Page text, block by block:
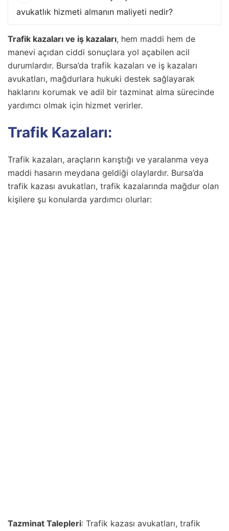
avukatlık hizmeti almanın maliyeti nedir?
Trafik kazaları ve iş kazaları, hem maddi hem de
manevi açıdan ciddi sonuçlara yol açabilen acil
durumlardır. Bursa’da trafik kazaları ve iş kazaları
avukatları, mağdurlara hukuki destek sağlayarak
haklarını korumak ve adil bir tazminat alma sürecinde
yardımcı olmak için hizmet verirler.
Trafik Kazaları:
Trafik kazaları, araçların karıştığı ve yaralanma veya
maddi hasarın meydana geldiği olaylardır. Bursa’da
trafik kazası avukatları, trafik kazalarında mağdur olan
kişilere şu konularda yardımcı olurlar:
Tazminat Talepleri: Trafik kazası avukatları, trafik